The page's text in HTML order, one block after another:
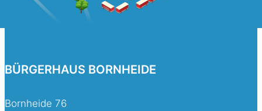
BÜRGERHAUS BORNHEIDE
Bornheide 76